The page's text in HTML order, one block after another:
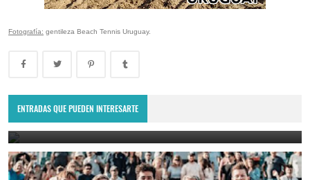
Fotografía: gentileza Beach Tennis Uruguay.
ENTRADAS QUE PUEDEN INTERESARTE
Copa Davis 2024: Uruguay enfrentará a Bolivia como visitante por
el Grupo Mundial II
February 10, 2024